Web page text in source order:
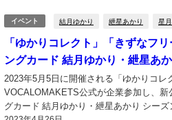
イベント 結月ゆかり 紲星あかり 星
「ゆかりコレクト」「きずなフ
ングカード 結月ゆかり・紲星あ
2023年5月5日に開催される「ゆかりコレ
VOCALOMAKETS公式が企業参加し、
グカード 結月ゆかり・紲星あかり シーズ